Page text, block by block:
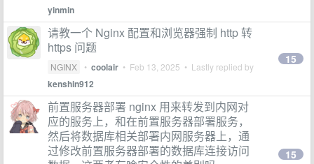
yinmin
请教一个 Nginx 配置和浏览器强制 http 转
https 问题
NGINX • coolair • Feb 13, 2025 • Lastly replied by
kenshin912
15
前置服务器部署 nginx 用来转发到内网对
应的服务上，和在前置服务器部署服务，
然后将数据库相关部署内网服务器上，通
过修改前置服务器部署的数据库连接访问
15